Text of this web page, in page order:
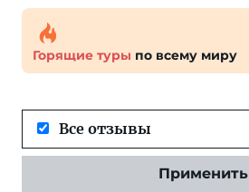
Горящие туры по всему миру
Все отзывы
Применить